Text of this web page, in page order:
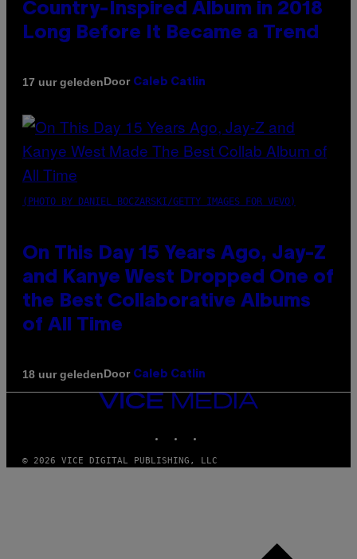
Country-Inspired Album in 2018
Long Before It Became a Trend
17 uur geledenDoor Caleb Catlin
(PHOTO BY DANIEL BOCZARSKI/GETTY IMAGES FOR VEVO)
On This Day 15 Years Ago, Jay-Z
and Kanye West Dropped One of
the Best Collaborative Albums
of All Time
18 uur geledenDoor Caleb Catlin
VICE
© 2026 VICE DIGITAL PUBLISHING, LLC